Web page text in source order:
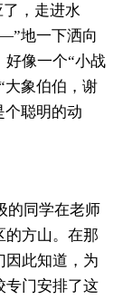
，走进水
地一下洒向
好像一个“小战
大象伯伯，谢
个聪明的动
的同学在老师
的方山。在那
因此知道，为
专门安排了这